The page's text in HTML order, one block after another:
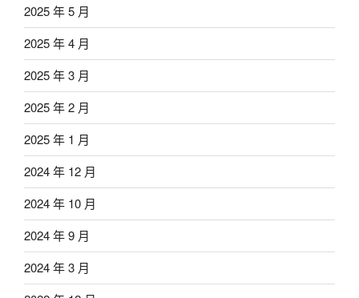
2025 年 5 月
2025 年 4 月
2025 年 3 月
2025 年 2 月
2025 年 1 月
2024 年 12 月
2024 年 10 月
2024 年 9 月
2024 年 3 月